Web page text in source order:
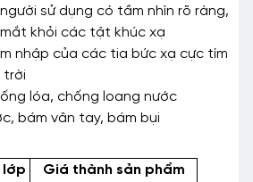
sử dụng có tầm nhìn rõ ràng,
khỏi các tật khúc xạ
nhập của các tia bức xạ cực tím
trời
lóa, chống loang nước
bám vân tay, bám bụi
lớp Giá thành sản phẩm